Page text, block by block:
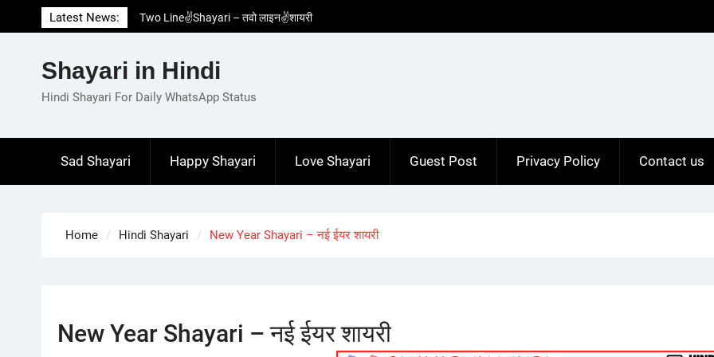
to
Latest News:
Two Line✌️Shayari – तवो लाइन✌️शायरी
Love😓Lines In Hindi – लव😓लाइन्स इन हिंदी
Love🥳Poetry In Hindi – लव🥳पोएट्री इन हिंदी
1 Line☝️Shayari In Hindi – १ लाइन☝️शायरी इन
Shayari in Hindi
Hindi Shayari For Daily WhatsApp Status
Sad Shayari Happy Shayari Love Shayari Guest Post Privacy Policy Contact us
Home Hindi Shayari New Year Shayari – नई ईयर शायरी
New Year Shayari – नई ईयर शायरी